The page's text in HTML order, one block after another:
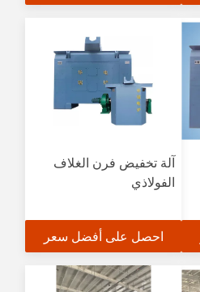
آلة تخفيض فرن الغلاف
الفولاذي
احصل على أفضل سعر